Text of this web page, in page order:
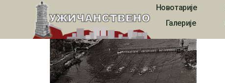
Новотарије
Галерије
617